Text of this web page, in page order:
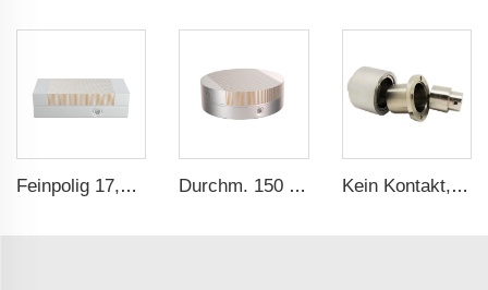
Feinpolig 17,71x5,9 Zoll Selbstzentrierender Drehbank-Saugteller Permanentmagnet-Saugteller für Schleifmaschine Durchm. 150 mm Permanentmagnet-Saugteller für Schleifmaschine Kein Kontakt, kein Leck - Magnetkupplung für ISO- und Polyol-Motorpumpe der Hochdruck-Foamaschine